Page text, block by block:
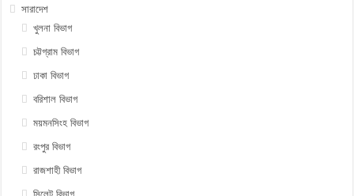
সারাদেশ
খুলনা বিভাগ
চট্টগ্রাম বিভাগ
ঢাকা বিভাগ
বরিশাল বিভাগ
ময়মনসিংহ বিভাগ
রংপুর বিভাগ
রাজশাহী বিভাগ